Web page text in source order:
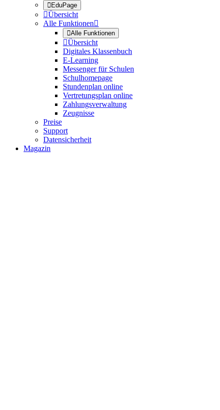
EduPage
Übersicht
Alle Funktionen
Alle Funktionen
Übersicht
Digitales Klassenbuch
E-Learning
Messenger für Schulen
Schulhomepage
Stundenplan online
Vertretungsplan online
Zahlungsverwaltung
Zeugnisse
Preise
Support
Datensicherheit
Magazin